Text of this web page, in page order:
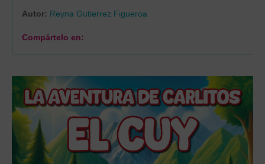
Autor: Reyna Gutierrez Figueroa
Compártelo en: